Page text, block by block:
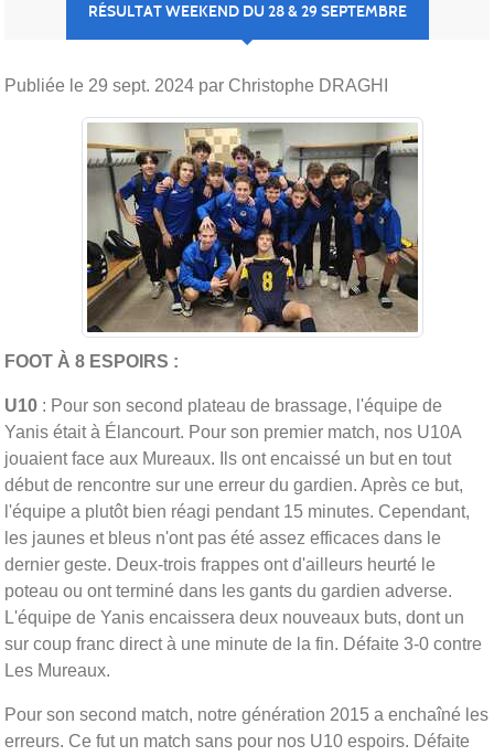
RÉSULTAT WEEKEND DU 28 & 29 SEPTEMBRE
Publiée le 29 sept. 2024 par Christophe DRAGHI
FOOT À 8 ESPOIRS :
U10 : Pour son second plateau de brassage, l'équipe de
Yanis était à Élancourt. Pour son premier match, nos U10A
jouaient face aux Mureaux. Ils ont encaissé un but en tout
début de rencontre sur une erreur du gardien. Après ce but,
l'équipe a plutôt bien réagi pendant 15 minutes. Cependant,
les jaunes et bleus n'ont pas été assez efficaces dans le
dernier geste. Deux-trois frappes ont d'ailleurs heurté le
poteau ou ont terminé dans les gants du gardien adverse.
L'équipe de Yanis encaissera deux nouveaux buts, dont un
sur coup franc direct à une minute de la fin. Défaite 3-0 contre
Les Mureaux.
Pour son second match, notre génération 2015 a enchaîné les
erreurs. Ce fut un match sans pour nos U10 espoirs. Défaite